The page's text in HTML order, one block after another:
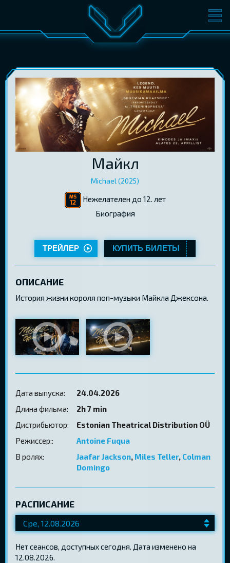
ФИЛЬМЫ БИЛЕТЫ
КОНФЕРЕНЦИИ КИНОКЛУБ-V
ПОДАРОЧНЫЕ КАРТЫ
Майкл
Michael (2025)
Нежелателен до 12. лет
Биография
ТРЕЙЛЕР КУПИТЬ БИЛЕТЫ
ОПИСАНИЕ
История жизни короля поп-музыки Майкла Джексона.
Дата выпуска:
24.04.2026
Длина фильма:
2h 7 min
Дистрибьютор:
Estonian Theatrical Distribution OÜ
Режиссер::
Antoine Fuqua
В ролях:
Jaafar Jackson, Miles Teller, Colman
Domingo
РАСПИСАНИЕ
Нет сеансов, доступных сегодня. Дата изменено на
12.08.2026.